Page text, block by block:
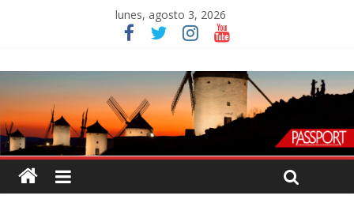
lunes, agosto 3, 2026